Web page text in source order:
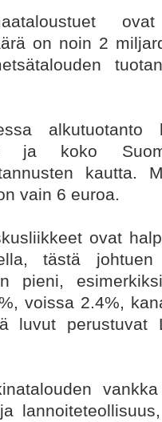
on noin 2
ja koko
kautta.
vain 6 euroa.
ovat
tästä
pieni,
voissa 2.4%,
luvut perustuvat